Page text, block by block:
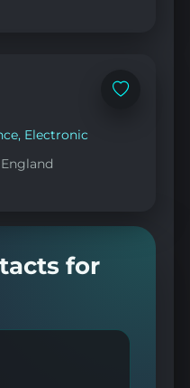
Add
, Electronic
England
for